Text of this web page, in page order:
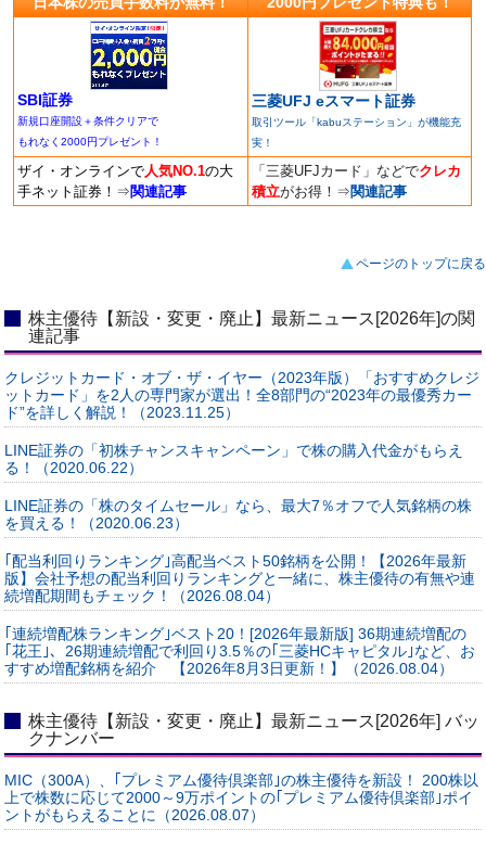
SBI証券
新規口座開設＋条件クリアで
もれなく2000円プレゼント！
三菱UFJ eスマート証券
取引ツール「kabuステーション」が機能充
実！
ザイ・オンラインで 人気NO.1の大
手ネット証券！ ⇒関連記事
「三菱UFJカード」などでクレカ
積立がお得！ ⇒関連記事
ページのトップに戻る
株主優待【新設・変更・廃止】最新ニュース[2026年]の関
連記事
クレジットカード・オブ・ザ・イヤー（2023年版）「おすすめクレジ
ットカード」を2人の専門家が選出！全8部門の“2023年の最優秀カー
ド”を詳しく解説！（2023.11.25）
LINE証券の「初株チャンスキャンペーン」で株の購入代金がもらえ
る！（2020.06.22）
LINE証券の「株のタイムセール」なら、最大7％オフで人気銘柄の株
を買える！（2020.06.23）
｢配当利回りランキング｣高配当ベスト50銘柄を公開！【2026年最新
版】会社予想の配当利回りランキングと一緒に、株主優待の有無や連
続増配期間もチェック！（2026.08.04）
｢連続増配株ランキング｣ベスト20！[2026年最新版] 36期連続増配の
｢花王｣、26期連続増配で利回り3.5％の｢三菱HCキャピタル｣など、お
すすめ増配銘柄を紹介 【2026年8月3日更新！】（2026.08.04）
株主優待【新設・変更・廃止】最新ニュース[2026年] バッ
クナンバー
MIC（300A）、｢プレミアム優待倶楽部｣の株主優待を新設！ 200株以
上で株数に応じて2000～9万ポイントの｢プレミアム優待倶楽部｣ポイ
ントがもらえることに（2026.08.07）